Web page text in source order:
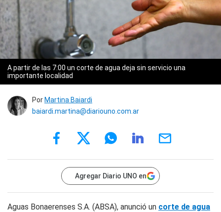
A partir de las 7:00 un corte de agua deja sin servicio una
importante localidad
Por Martina Baiardi
baiardi.martina@diariouno.com.ar
Agregar Diario UNO en
Aguas Bonaerenses S.A. (ABSA), anunció un corte de agua